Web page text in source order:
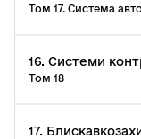
Том 17. Система
16. Системи
Том 18
17.